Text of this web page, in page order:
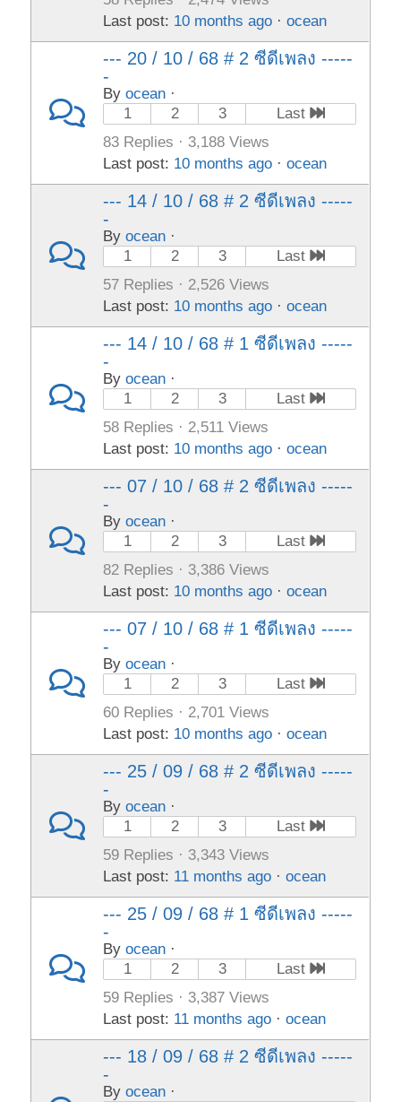
Last post: 10 months ago ·ocean
--- 20 / 10 / 68 # 2 ซีดีเพลง -----
-
Byocean ·
1
2 3
Last
83 Replies · 3,188 Views
Last post: 10 months ago ·ocean
--- 14 / 10 / 68 # 2 ซีดีเพลง -----
-
Byocean ·
1
2 3
Last
57 Replies · 2,526 Views
Last post: 10 months ago ·ocean
--- 14 / 10 / 68 # 1 ซีดีเพลง -----
-
Byocean ·
1
2 3
Last
58 Replies · 2,511 Views
Last post: 10 months ago ·ocean
--- 07 / 10 / 68 # 2 ซีดีเพลง -----
-
Byocean ·
1
2 3
Last
82 Replies · 3,386 Views
Last post: 10 months ago ·ocean
--- 07 / 10 / 68 # 1 ซีดีเพลง -----
-
Byocean ·
1
2 3
Last
60 Replies · 2,701 Views
Last post: 10 months ago ·ocean
--- 25 / 09 / 68 # 2 ซีดีเพลง -----
-
Byocean ·
1
2 3
Last
59 Replies · 3,343 Views
Last post: 11 months ago ·ocean
--- 25 / 09 / 68 # 1 ซีดีเพลง -----
-
Byocean ·
1
2 3
Last
59 Replies · 3,387 Views
Last post: 11 months ago ·ocean
--- 18 / 09 / 68 # 2 ซีดีเพลง -----
-
Byocean ·